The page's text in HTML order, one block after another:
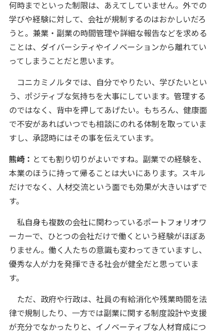
何時までといった制限は、あえてしていません。外での
学びや経験に対して、会社が規制するのはおかしいだろ
うと。兼業・副業の時間管理や詳細な報告などを求める
ことは、ダイバーシティやイノベーションから離れてい
ってしまうことだと思います。
コニカミノルタでは、自分でやりたい、学びたいとい
う、ポジティブな気持ちを大事にしています。管理する
のではなく、背中を押してあげたい。もちろん、健康面
で不安があればいつでも相談にのれる体制を取っていま
すし、承認時にはその事を伝えています。
熊崎： とても割り切りがよいですね。副業での経験を、
本業のほうに持って帰ることは大いにあります。スキル
だけでなく、人材交流という面でも効果が大きいはずで
す。
私自身も複数の会社に関わっているポートフォリオワ
ーカーで、ひとつの会社だけで働くという経験がほぼあ
りません。働く人たちの意識も変わってきていますし、
優秀な人が力を発揮できる社会が健全だと思っていま
す。
ただ、政府や行政は、社員の有給消化や残業時間を法
律で規制したり、一方では副業に関する制度設計や支援
が充分でなかったりと、イノベーティブな人材育成につ